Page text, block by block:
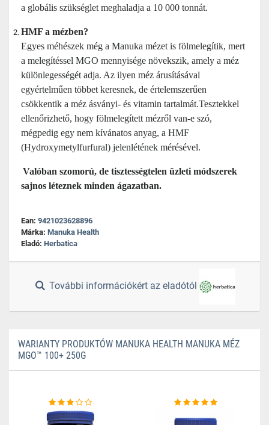
a globális szükséglet meghaladja a 10 000 tonnát.
HMF a mézben?
Egyes méhészek még a Manuka mézet is fölmelegítik, mert
a melegítéssel MGO mennyisége növekszik, amely a méz
különlegességét adja. Az ilyen méz árusításával
egyértelműen többet keresnek, de értelemszerűen
csökkentik a méz ásványi- és vitamin tartalmát.Tesztekkel
ellenőrizhető, hogy fölmelegített mézről van-e szó,
mégpedig egy nem kívánatos anyag, a HMF
(Hydroxymetylfurfural) jelenlétének mérésével.
Valóban szomorú, de tisztességtelen üzleti módszerek
sajnos léteznek minden ágazatban.
Ean: 9421023628896
Márka: Manuka Health
Eladó: Herbatica
További információkért az eladótól
WARIANTY PRODUKTÓW MANUKA HEALTH MANUKA MÉZ
MGO™ 100+ 250G